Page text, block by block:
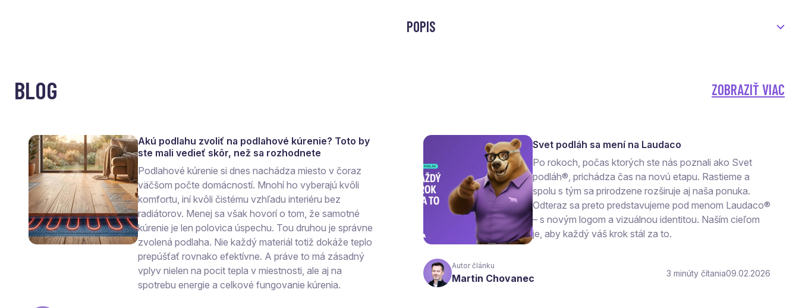
POPIS
BLOG ZOBRAZIŤ VIAC
Akú podlahu zvoliť na podlahové kúrenie? Toto by
ste mali vedieť skôr, než sa rozhodnete
Podlahové kúrenie si dnes nachádza miesto v čoraz
väčšom počte domácností. Mnohí ho vyberajú kvôli
komfortu, iní kvôli čistému vzhľadu interiéru bez
radiátorov. Menej sa však hovorí o tom, že samotné
kúrenie je len polovica úspechu. Tou druhou je správne
zvolená podlaha. Nie každý materiál totiž dokáže teplo
prepúšťať rovnako efektívne. A práve to má zásadný
vplyv nielen na pocit tepla v miestnosti, ale aj na
spotrebu energie a celkové fungovanie kúrenia.
Svet podláh sa mení na Laudaco
Po rokoch, počas ktorých ste nás poznali ako Svet
podláh®, prichádza čas na novú etapu. Rastieme a
spolu s tým sa prirodzene rozširuje aj naša ponuka.
Odteraz sa preto predstavujeme pod menom Laudaco®
– s novým logom a vizuálnou identitou. Naším cieľom
je, aby každý váš krok stál za to.
Autor článku
Martin Chovanec 3 čítania09.02.2026